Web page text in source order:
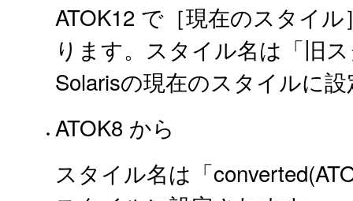
ATOK12 で［現在のスタイ
ります。スタイル名は「旧
Solarisの現在のスタイルに
ATOK8 から
スタイル名は「